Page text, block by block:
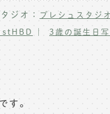
ジオ： プレシュスタジ
3歳の誕生日
す。